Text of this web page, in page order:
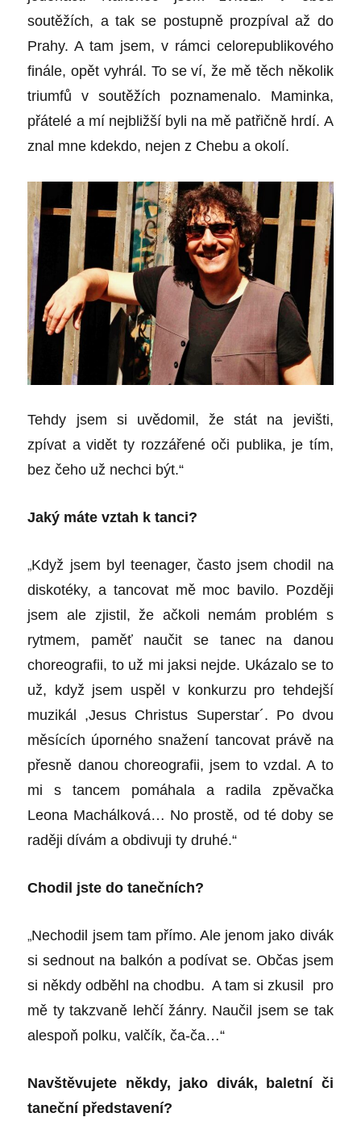
soutěžích, a tak se postupně prozpíval až do
Prahy. A tam jsem, v rámci celorepublikového
finále, opět vyhrál. To se ví, že mě těch několik
triumfů v soutěžích poznamenalo. Maminka,
přátelé a mí nejbližší byli na mě patřičně hrdí. A
znal mne kdekdo, nejen z Chebu a okolí.
Tehdy jsem si uvědomil, že stát na jevišti,
zpívat a vidět ty rozzářené oči publika, je tím,
bez čeho už nechci být.“
Jaký máte vztah k tanci?
„Když jsem byl teenager, často jsem chodil na
diskotéky, a tancovat mě moc bavilo. Později
jsem ale zjistil, že ačkoli nemám problém s
rytmem, paměť naučit se tanec na danou
choreografii, to už mi jaksi nejde. Ukázalo se to
už, když jsem uspěl v konkurzu pro tehdejší
muzikál ,Jesus Christus Superstar´. Po dvou
měsících úporného snažení tancovat právě na
přesně danou choreografii, jsem to vzdal. A to
mi s tancem pomáhala a radila zpěvačka
Leona Machálková… No prostě, od té doby se
raději dívám a obdivuji ty druhé.“
Chodil jste do tanečních?
„Nechodil jsem tam přímo. Ale jenom jako divák
si sednout na balkón a podívat se. Občas jsem
si někdy odběhl na chodbu. A tam si zkusil pro
mě ty takzvaně lehčí žánry. Naučil jsem se tak
alespoň polku, valčík, ča-ča…“
Navštěvujete někdy, jako divák, baletní či
taneční představení?